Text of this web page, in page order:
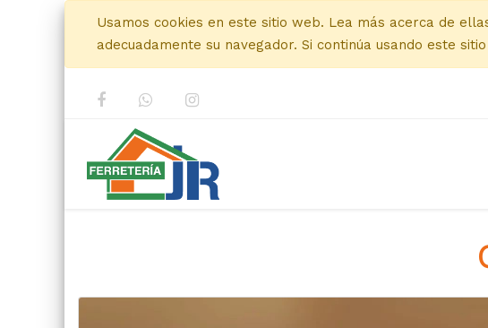
Usamos cookies en este sitio web. Lea más acerca de
adecuadamente su navegador. Si continúa usando este